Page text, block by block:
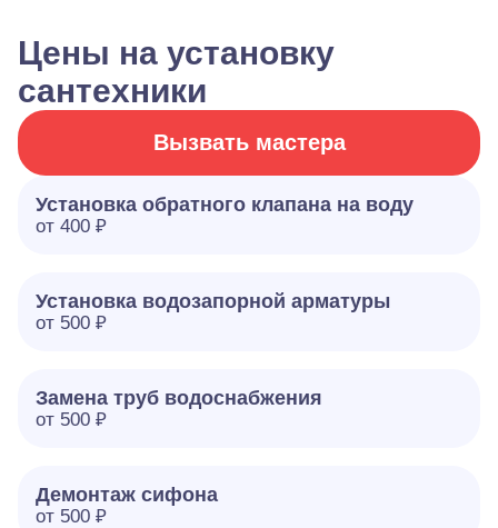
Цены на установку
сантехники
Вызвать мастера
Установка обратного клапана на воду
от 400 ₽
Установка водозапорной арматуры
от 500 ₽
Замена труб водоснабжения
от 500 ₽
Демонтаж сифона
от 500 ₽